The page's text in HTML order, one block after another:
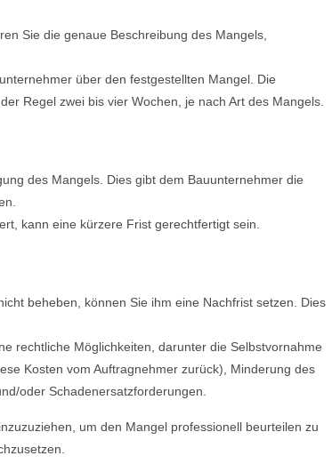
Sie die genaue Beschreibung des Mangels,
über den festgestellten Mangel. Die
Regel zwei bis vier Wochen, je nach Art des Mangels.
des Mangels. Dies gibt dem Bauunternehmer die
kann eine kürzere Frist gerechtfertigt sein.
beheben, können Sie ihm eine Nachfrist setzen. Dies
rechtliche Möglichkeiten, darunter die Selbstvornahme
Kosten vom Auftragnehmer zurück), Minderung des
oder Schadenersatzforderungen.
um den Mangel professionell beurteilen zu